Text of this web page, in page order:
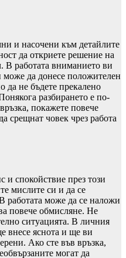
и насочени към детайлите
да откриете решение на
В работата вниманието ви
да донесе положителен
да не бъдете прекалено
разбирането е по-
покажете повече
срещнат човек чрез работа
и спокойствие през този
мислите си и да се
работата може да се наложи
повече обмисляне. Не
ситуацията. В личния
внесе яснота и ще ви
Ако сте във връзка,
могат да